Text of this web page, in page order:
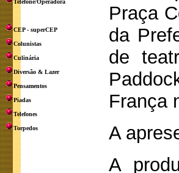
Telefone/Operadora
CEP - superCEP
Colunistas
Culinária
Diversão & Lazer
Pensamentos
Piadas
Telefones
Torpedos
Praça
da
de
França
A
A